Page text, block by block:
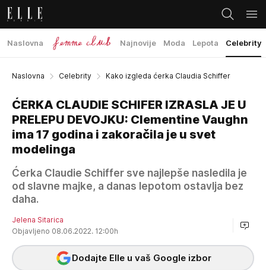
Naslovna Najnovije Moda Lepota Celebrity
Naslovna Celebrity Kako izgleda ćerka Claudia Schiffer
ĆERKA CLAUDIE SCHIFER IZRASLA JE U
PRELEPU DEVOJKU: Clementine Vaughn
ima 17 godina i zakoračila je u svet
modelinga
Ćerka Claudie Schiffer sve najlepše nasledila je
od slavne majke, a danas lepotom ostavlja bez
daha.
Jelena Sitarica
Objavljeno 08.06.2022. 12:00h
Dodajte Elle u vaš Google izbor